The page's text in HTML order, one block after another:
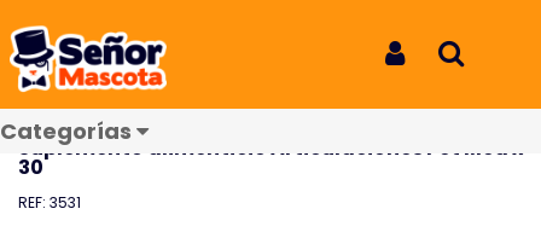
Categorías
Suplemento alimenticio Articulaciones Pet Med x 30
Suplemento alimenticio
Articulaciones Pet Med x 30
Suplemento alimenticio Articulaciones Pet Med x
30
REF: 3531